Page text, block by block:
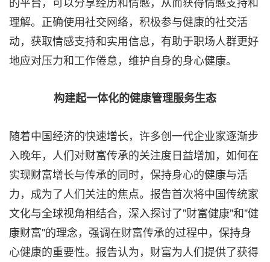
理解。正确使用社交网络，积极参与健康的社交活
动，获取情感支持和实用信息，有助于职场人群更好
地应对压力和工作倦怠，维护自身的身心健康。
构建起一体化的健康管理服务生态
随着中国经济的快速增长，许多创一代企业家逐渐步
入晚年，人们对财富传承的关注度日益增加，如何在
实现财富增长与传承的同时，保持身心的健康与活
力，成为了人们关注的焦点。报告首次将中国传统家
文化与全球视角相结合，深入探讨了"财富健康"和"健
康财富"的理念，强调在财富传承的过程中，保持身
心健康的重要性。报告认为，财富为人们提供了获得